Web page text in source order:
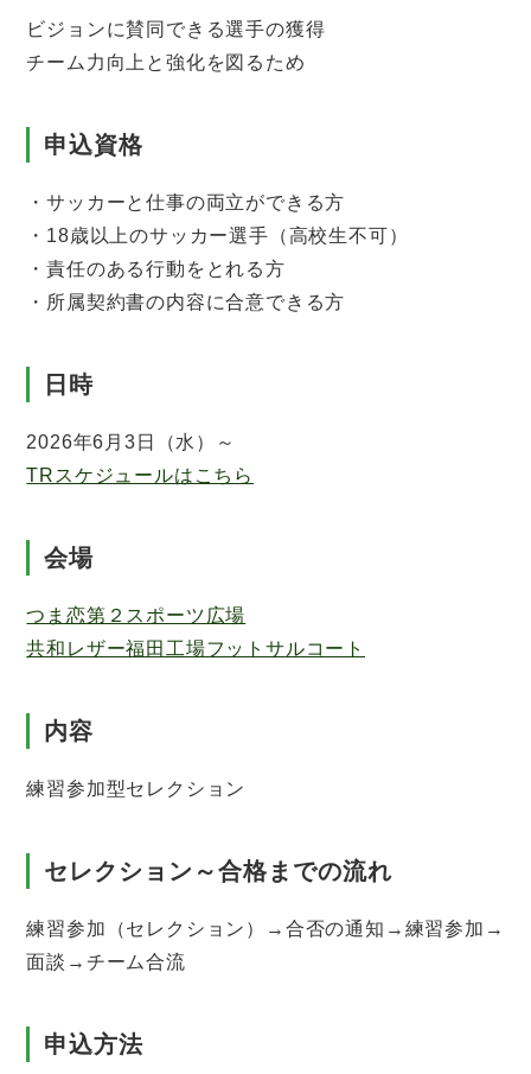
ビジョンに賛同できる選手の獲得
チーム力向上と強化を図るため
申込資格
・サッカーと仕事の両立ができる方
・18歳以上のサッカー選手（高校生不可）
・責任のある行動をとれる方
・所属契約書の内容に合意できる方
日時
2026年6月3日（水）～
TRスケジュールはこちら
会場
つま恋第２スポーツ広場
共和レザー福田工場フットサルコート
内容
練習参加型セレクション
セレクション～合格までの流れ
練習参加（セレクション）→合否の通知→練習参加→
面談→チーム合流
申込方法